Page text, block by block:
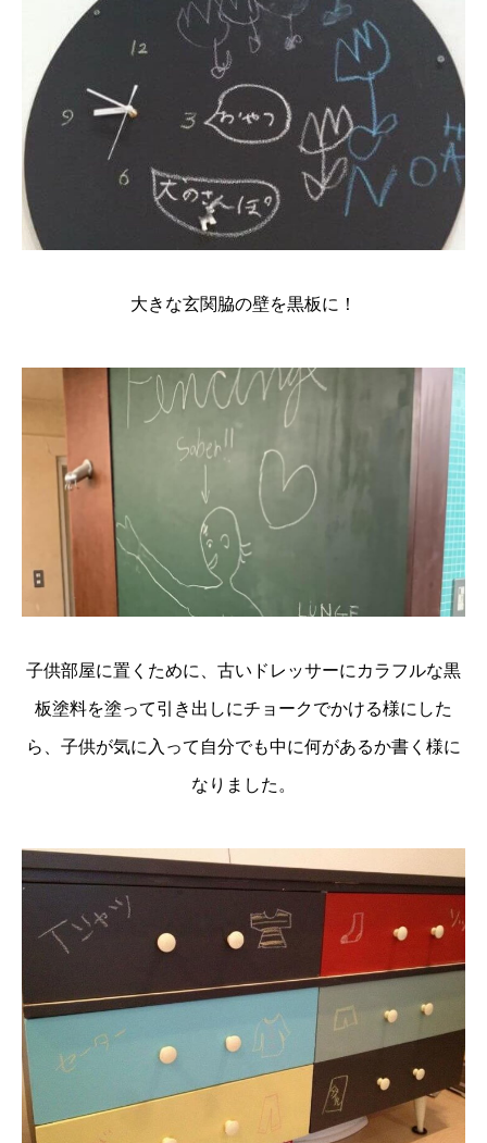
大きな玄関脇の壁を黒板に！
子供部屋に置くために、古いドレッサーにカラフルな黒
板塗料を塗って引き出しにチョークでかける様にした
ら、子供が気に入って自分でも中に何があるか書く様に
なりました。